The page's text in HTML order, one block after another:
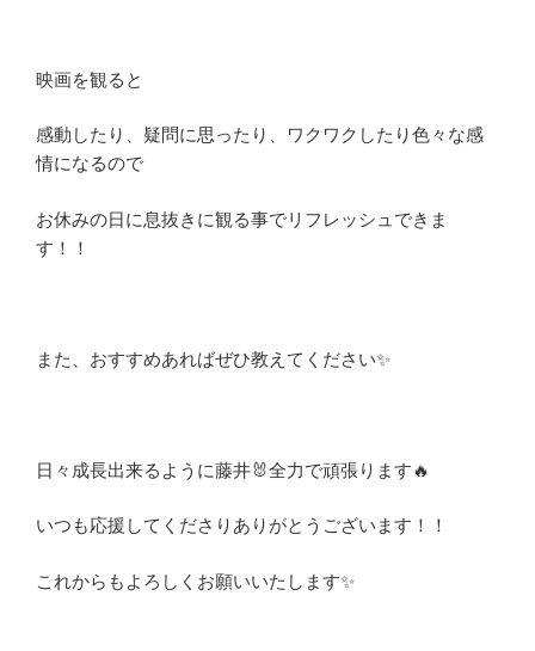
映画を観ると
感動したり、疑問に思ったり、ワクワクしたり色々な感
情になるので
お休みの日に息抜きに観る事でリフレッシュできま
す！！
また、おすすめあればぜひ教えてください✨
日々成長出来るように藤井🐰全力で頑張ります🔥
いつも応援してくださりありがとうございます！！
これからもよろしくお願いいたします✨